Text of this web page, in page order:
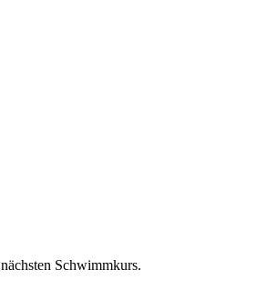
Schwimm­kurs.